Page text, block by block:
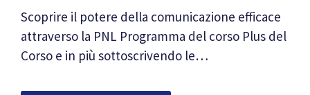
Scoprire il potere della comunicazione efficace
attraverso la PNL Programma del corso Plus del
Corso e in più sottoscrivendo le…